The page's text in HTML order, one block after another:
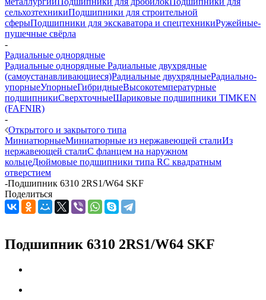
сельхозтехникиПодшипники для строительной
сферыПодшипники для экскаватора и спецтехникиРужейные-
пушечные свёрла
-
Радиальные однорядные
Радиальные однорядные Радиальные двухрядные
(самоустанавливающиеся)Радиальные двухрядныеРадиально-
упорныеУпорныеГибридныеВысокотемпературные
подшипникиСверхточныеШариковые подшипники TIMKEN
(FAFNIR)
-
Открытого и закрытого типа
МиниатюрныеМиниатюрные из нержавеющей сталиИз
нержавеющей сталиС фланцем на наружном
кольцеДюймовые подшипники типа RС квадратным
отверстием
-Подшипник 6310 2RS1/W64 SKF
Поделиться
Подшипник 6310 2RS1/W64 SKF